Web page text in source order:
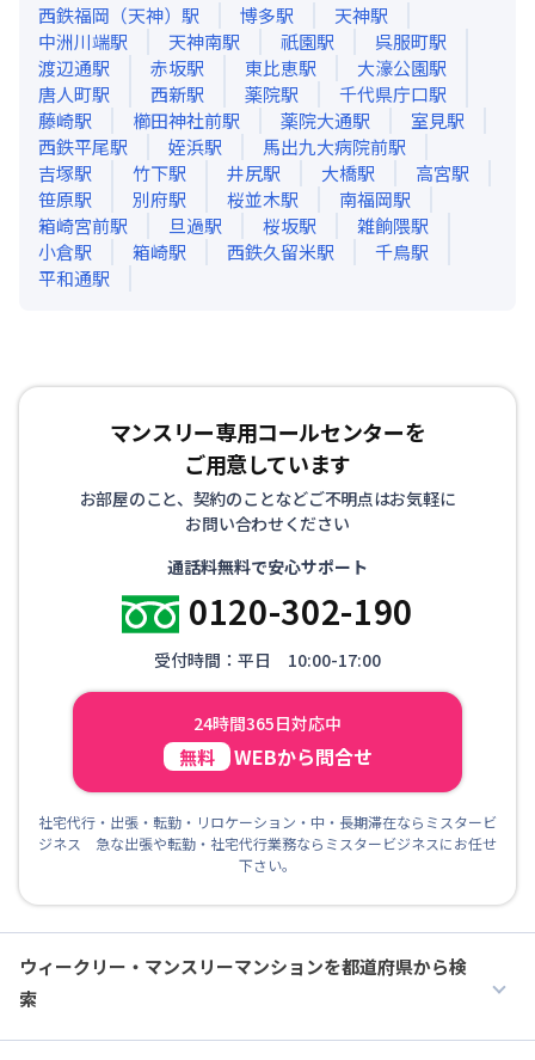
西鉄福岡（天神） 駅 博多駅 天神駅
中洲川端駅 天神南駅 祇園駅 呉服町駅
渡辺通駅 赤坂駅 東比恵駅 大濠公園駅
唐人町駅 西新駅 薬院駅 千代県庁口駅
藤崎駅 櫛田神社前駅 薬院大通駅 室見駅
西鉄平尾駅 姪浜駅 馬出九大病院前駅
吉塚駅 竹下駅 井尻駅 大橋駅 高宮駅
笹原駅 別府駅 桜並木駅 南福岡駅
箱崎宮前駅 旦過駅 桜坂駅 雑餉隈駅
小倉駅 箱崎駅 西鉄久留米駅 千鳥駅
平和通駅
マンスリー専用コールセンターを
ご用意しています
お部屋のこと、契約のことなどご不明点はお気軽に
お問い合わせください
通話料無料で安心サポート
0120-302-190
受付時間：平日 10:00-17:00
24時間365日対応中
無料 WEBから問合せ
社宅代行・出張・転勤・リロケーション・中・長期滞在ならミスタービ
ジネス 急な出張や転勤・社宅代行業務ならミスタービジネスにお任せ
下さい。
ウィークリー・マンスリーマンションを都道府県から検
索